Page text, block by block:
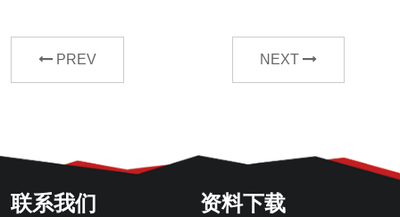
PREV NEXT
联系我们 资料下载